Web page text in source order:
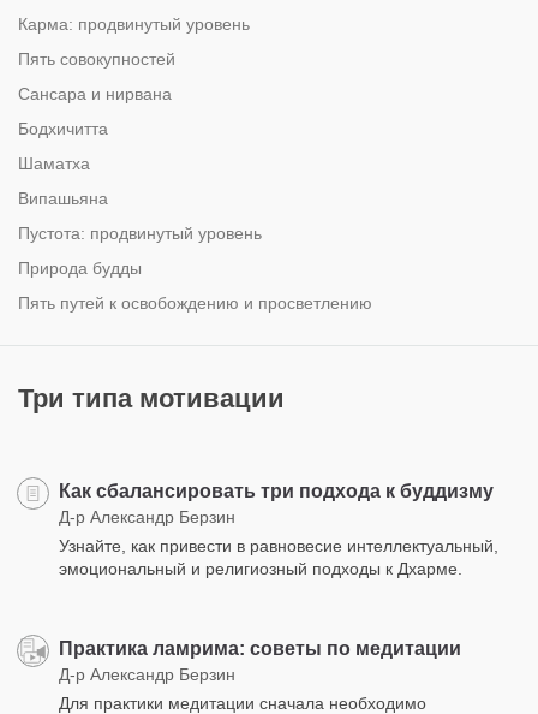
Карма: продвинутый уровень
Пять совокупностей
Сансара и нирвана
Бодхичитта
Шаматха
Випашьяна
Пустота: продвинутый уровень
Природа будды
Пять путей к освобождению и просветлению
Три типа мотивации
Как сбалансировать три подхода к буддизму
Д-р Александр Берзин
Узнайте, как привести в равновесие интеллектуальный,
эмоциональный и религиозный подходы к Дхарме.
Практика ламрима: советы по медитации
Д-р Александр Берзин
Для практики медитации сначала необходимо